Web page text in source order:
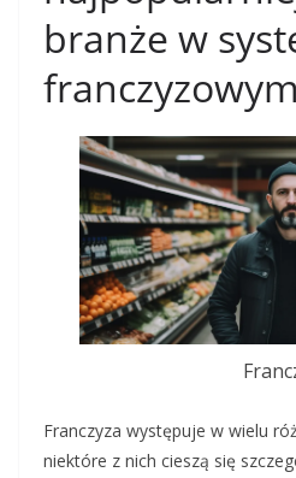
branże w
franczyzowym
Franczyza występuje w wielu
niektóre z nich cieszą się